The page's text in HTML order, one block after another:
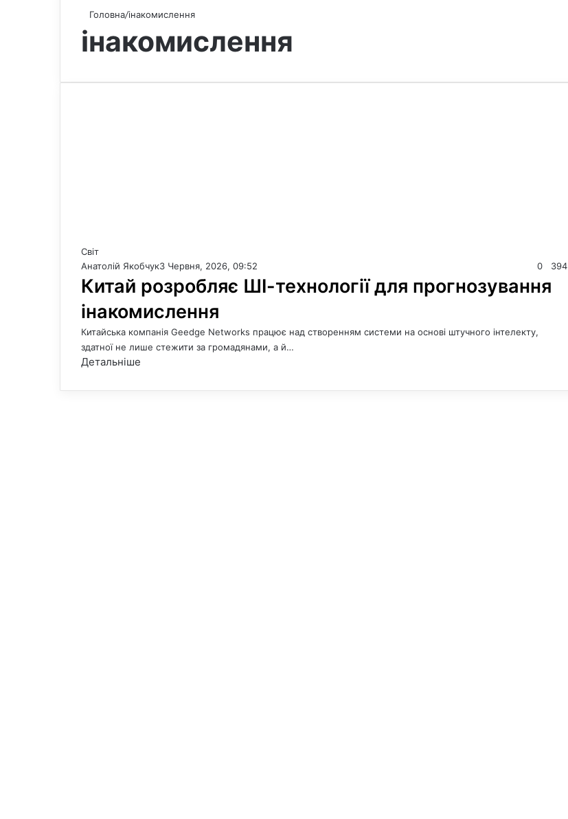
Головна/інакомислення
інакомислення
Світ
Анатолій Якобчук3 Червня, 2026, 09:52 0 394
Китай розробляє ШІ-технології для прогнозування
інакомислення
Китайська компанія Geedge Networks працює над створенням системи на основі штучного інтелекту,
здатної не лише стежити за громадянами, а й…
Детальніше